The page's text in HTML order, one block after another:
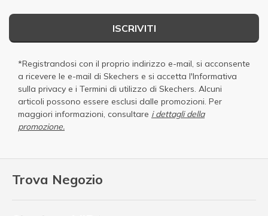
Trova Negozio
ISCRIVITI
*Registrandosi con il proprio indirizzo e-mail, si acconsente
a ricevere le e-mail di Skechers e si accetta l'Informativa
sulla privacy e i Termini di utilizzo di Skechers. Alcuni
articoli possono essere esclusi dalle promozioni. Per
maggiori informazioni, consultare i dettagli della
promozione.